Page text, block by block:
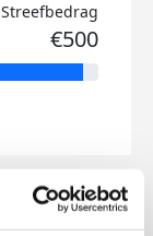
Streefbedrag
€500